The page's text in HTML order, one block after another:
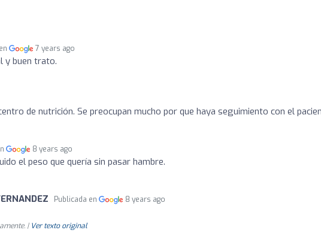
7 years ago
y buen trato.
de nutrición. Se preocupan mucho por que haya seguimiento con el
8 years ago
el peso que quería sin pasar hambre.
Publicada en 8 years ago
| Ver texto original